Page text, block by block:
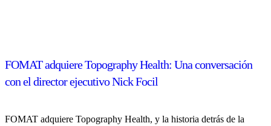
FOMAT adquiere Topography Health: Una conversación
con el director ejecutivo Nick Focil
FOMAT adquiere Topography Health, y la historia detrás de la